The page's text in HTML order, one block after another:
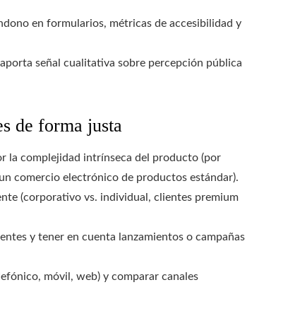
en formularios, métricas de accesibilidad y
señal cualitativa sobre percepción pública
de forma justa
la complejidad intrínseca del producto (por
comercio electrónico de productos estándar).
(corporativo vs. individual, clientes premium
y tener en cuenta lanzamientos o campañas
móvil, web) y comparar canales